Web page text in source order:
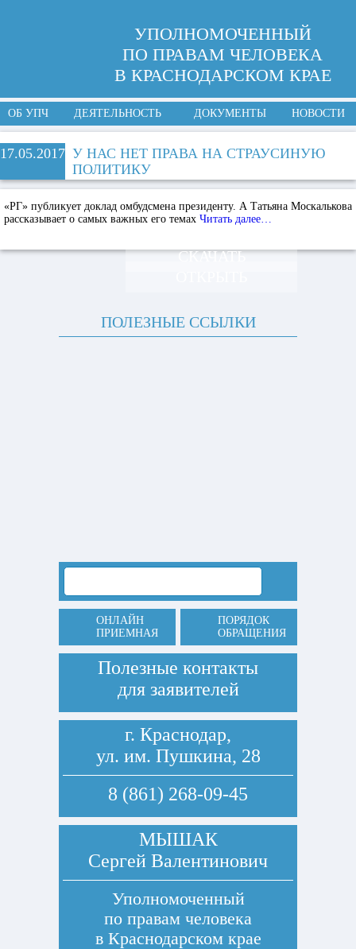
УПОЛНОМОЧЕННЫЙ
ПО ПРАВАМ ЧЕЛОВЕКА
В КРАСНОДАРСКОМ КРАЕ
ОБ УПЧ ДЕЯТЕЛЬНОСТЬ ДОКУМЕНТЫ НОВОСТИ
17.05.2017 У НАС НЕТ ПРАВА НА СТРАУСИНУЮ
ПОЛИТИКУ
«РГ» публикует доклад омбудсмена президенту. А Татьяна Москалькова
рассказывает о самых важных его темах Читать далее…
СКАЧАТЬ
ПОЛЕЗНЫЕ ССЫЛКИ
ОНЛАЙН
ПРИЕМНАЯ
ПОРЯДОК
ОБРАЩЕНИЯ
Полезные контакты
для заявителей
г. Краснодар,
ул. им. Пушкина, 28
8 (861) 268-09-45
МЫШАК
Сергей Валентинович
Уполномоченный
по правам человека
в Краснодарском крае